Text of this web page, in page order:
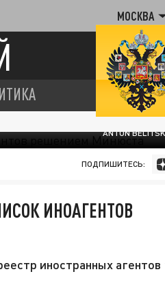
МОСКВА
ANTON
ПОДПИШИТЕСЬ:
ИНОАГЕНТОВ
иностранных агентов